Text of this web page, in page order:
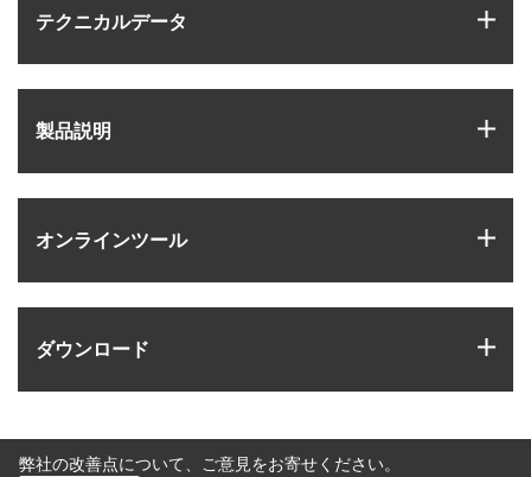
テクニカルデータ
製品説明
オンラインツール
ダウンロード
弊社の改善点について、ご意見をお寄せください。